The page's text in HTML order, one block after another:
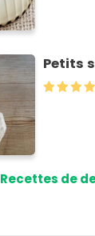
Petits
Recettes de